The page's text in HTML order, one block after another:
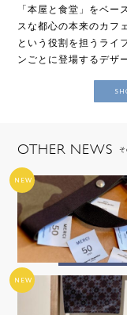
「本屋と食堂」をベ
スな都心の本来のカフ
という役割を担うライ
ンごとに登場するデザ
OTHER NEWS
NEW
NEW